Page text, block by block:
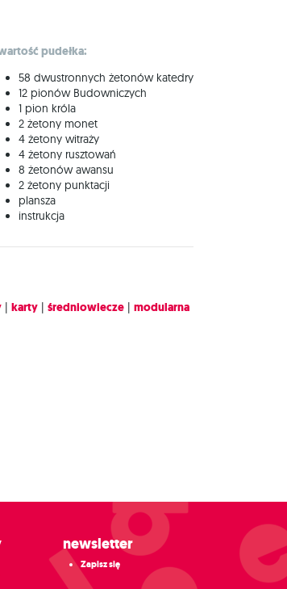
pudełka:
58 dwustronnych żetonów katedry
12 pionów Budowniczych
1 pion króla
2 żetony monet
4 żetony witraży
4 żetony rusztowań
8 żetonów awansu
2 żetony punktacji
plansza
instrukcja
| karty | średniowiecze | modularna
Newsletter
Zapisz się